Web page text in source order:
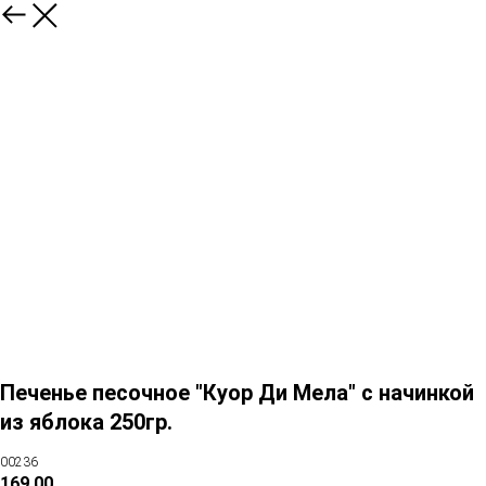
Печенье песочное "Куор Ди Мела" с начинкой
из яблока 250гр.
00236